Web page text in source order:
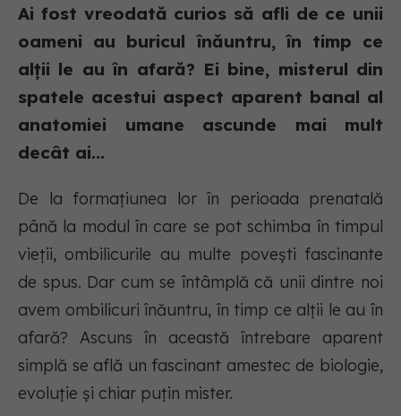
Ai fost vreodată curios să afli de ce unii
oameni au buricul înăuntru, în timp ce
alții le au în afară? Ei bine, misterul din
spatele acestui aspect aparent banal al
anatomiei umane ascunde mai mult
decât ai...
De la formațiunea lor în perioada prenatală
până la modul în care se pot schimba în timpul
vieții, ombilicurile au multe povești fascinante
de spus. Dar cum se întâmplă că unii dintre noi
avem ombilicuri înăuntru, în timp ce alții le au în
afară? Ascuns în această întrebare aparent
simplă se află un fascinant amestec de biologie,
evoluție și chiar puțin mister.